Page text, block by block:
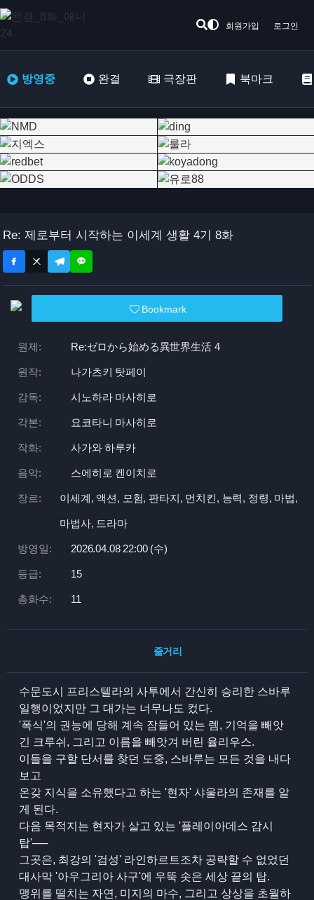
회원가입 로그인
방영중 완결 극장판 북마크
Re: 제로부터 시작하는 이세계 생활 4기 8화
Bookmark
원제: Re:ゼロから始める異世界生活 4
원작: 나가츠키 탓페이
감독: 시노하라 마사히로
각본: 요코타니 마사히로
작화: 사가와 하루카
음악: 스에히로 켄이치로
장르: 이세계, 액션, 모험, 판타지, 먼치킨, 능력, 정령, 마법,
마법사, 드라마
방영일: 2026.04.08 22:00 (수)
등급: 15
총화수: 11
줄거리
수문도시 프리스텔라의 사투에서 간신히 승리한 스바루
일행이었지만 그 대가는 너무나도 컸다.
'폭식'의 권능에 당해 계속 잠들어 있는 렘, 기억을 빼앗
긴 크루쉬, 그리고 이름을 빼앗겨 버린 율리우스.
이들을 구할 단서를 찾던 도중, 스바루는 모든 것을 내다
보고
온갖 지식을 소유했다고 하는 '현자' 샤울라의 존재를 알
게 된다.
다음 목적지는 현자가 살고 있는 '플레이아데스 감시
탑'──
그곳은, 최강의 '검성' 라인하르트조차 공략할 수 없었던
대사막 '아우그리아 사구'에 우뚝 솟은 세상 끝의 탑.
맹위를 떨치는 자연, 미지의 마수, 그리고 상상을 초월하